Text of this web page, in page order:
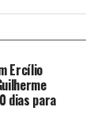
Ercílio
dias para